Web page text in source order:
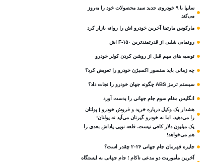
سایپا با ۹ خودروی جدید سبد محصولات خود را به‌روز
می‌کند
مارکوس مارتینا آخرین خودرو اش را روانه بازار کرد
رونمایی شلبی از قدرتمندترین F-۱۵۰ اش
توصیه های مهم قبل از روشن کردن کولر خودرو
چه زمانی باید سنسور اکسیژن خودرو را تعویض کرد؟
سیستم ترمز ABS چگونه جهان خودرو را نجات داد؟
انگلیس مقام سوم جام‌ جهانی را بدست آورد
هشدار یک وکیل درباره خرید و فروش خودرو | پولتان
را می‌دهید، اما نه خودرو گیرتان می‌آید نه پولتان!
یک میلیون دلار کافی نیست، قلعه‌ نویی پاداش بعدی را
هم می‌خواهد!
جایزه قهرمان جام جهانی ۲۰۲۶ چقدر است؟
آخرین مأموریت دو مدعی ناکام ؛ جام جهانی به ایستگاه